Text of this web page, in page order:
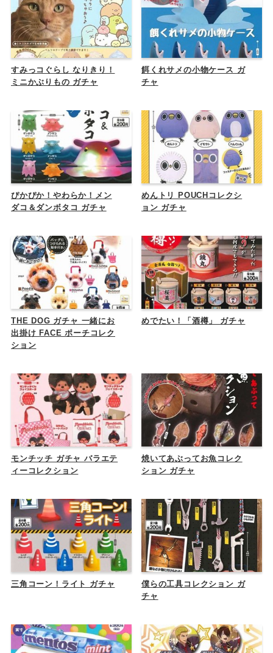
すみっコぐらし なりきり！
ミニかぶりもの ガチャ
餌くれサメの小物ケース ガ
チャ
ぴかぴか！やわらか！メン
ダコ＆ダンボタコ ガチャ
めんトリ POUCHコレクシ
ョン ガチャ
THE DOG ガチャ 一緒にお
出掛け FACE ポーチコレク
ション
めでたい！「酒樽」 ガチャ
モンチッチ ガチャ バラエテ
ィーコレクション
焼いてあぶってお魚コレク
ション ガチャ
三角コーン！ライト ガチャ
僕らの工具コレクション ガ
チャ